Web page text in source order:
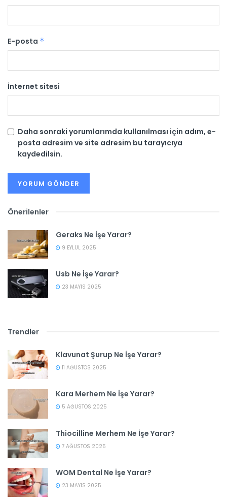
E-posta *
İnternet sitesi
Daha sonraki yorumlarımda kullanılması için adım, e-
posta adresim ve site adresim bu tarayıcıya
kaydedilsin.
Önerilenler
Geraks Ne İşe Yarar?
9 EYLÜL 2025
Usb Ne İşe Yarar?
23 MAYIS 2025
Trendler
Klavunat Şurup Ne İşe Yarar?
11 AĞUSTOS 2025
Kara Merhem Ne İşe Yarar?
5 AĞUSTOS 2025
Thiocilline Merhem Ne İşe Yarar?
7 AĞUSTOS 2025
WOM Dental Ne İşe Yarar?
23 MAYIS 2025